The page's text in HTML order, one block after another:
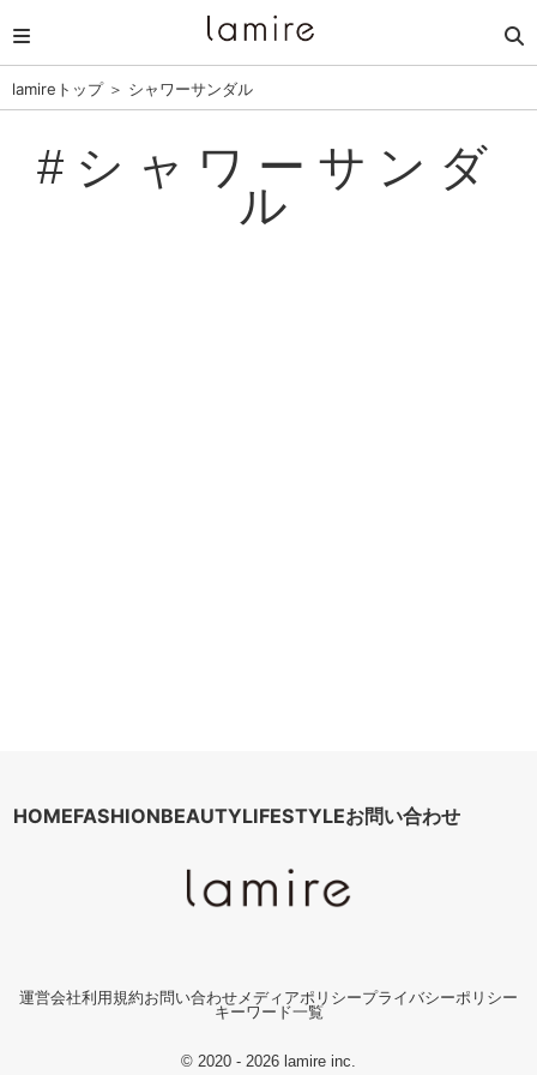
lamireトップ＞ シャワーサンダル
#シャワーサンダ
ル
HOMEFASHIONBEAUTYLIFESTYLEお問い合わせ
運営会社利用規約お問い合わせメディアポリシープライバシーポリシー
キーワード一覧
© 2020 - 2026 lamire inc.